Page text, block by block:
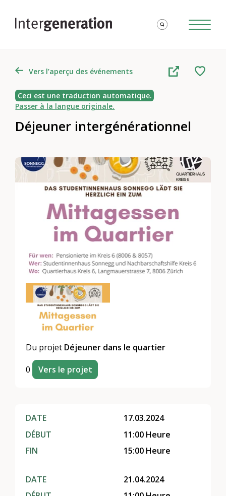
Vers l’aperçu des événements
Ceci est une traduction automatique.
Passer à la langue originale.
Déjeuner intergénérationnel
Du projet Déjeuner dans le quartier
0 Vers le projet
DATE
DÉBUT
FIN
17.03.2024
11:00 Heure
15:00 Heure
DATE
21.04.2024